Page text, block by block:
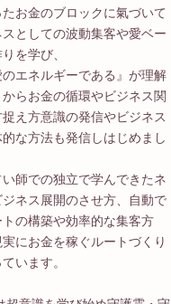
たお金のブロックに氣づいて
としての波動集客や愛ベー
を学び、
のエネルギーである』が理解
らお金の循環やビジネス関
え方意識の発信やビジネス
的な方法も発信しはじめまし
い師での独立で学んできたネ
ジネス展開のさせ方、自動で
の構築や効率的な集客方
にお金を稼ぐルートづくり
います。